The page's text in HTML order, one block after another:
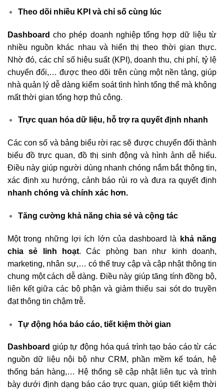
Theo dõi nhiều KPI và chỉ số cùng lúc
Dashboard cho phép doanh nghiệp tổng hợp dữ liệu từ
nhiều nguồn khác nhau và hiển thị theo thời gian thực.
Nhờ đó, các chỉ số hiệu suất (KPI), doanh thu, chi phí, tỷ lệ
chuyển đổi,… được theo dõi trên cùng một nền tảng, giúp
nhà quản lý dễ dàng kiểm soát tình hình tổng thể mà không
mất thời gian tổng hợp thủ công.
Trực quan hóa dữ liệu, hỗ trợ ra quyết định nhanh
Các con số và bảng biểu rời rạc sẽ được chuyển đổi thành
biểu đồ trực quan, đồ thị sinh động và hình ảnh dễ hiểu.
Điều này giúp người dùng nhanh chóng nắm bắt thông tin,
xác định xu hướng, cảnh báo rủi ro và đưa ra quyết định
nhanh chóng và chính xác hơn.
Tăng cường khả năng chia sẻ và cộng tác
Một trong những lợi ích lớn của dashboard là
khả năng
chia sẻ linh hoạt. Các phòng ban như kinh doanh,
marketing, nhân sự,… có thể truy cập và cập nhật thông tin
chung một cách dễ dàng. Điều này giúp tăng tính đồng bộ,
liên kết giữa các bộ phận và giảm thiểu sai sót do truyền
đạt thông tin chậm trễ.
Tự động hóa báo cáo, tiết kiệm thời gian
Dashboard giúp tự động hóa quá trình tạo báo cáo từ các
nguồn dữ liệu nội bộ như CRM, phần mềm kế toán, hệ
thống bán hàng,… Hệ thống sẽ cập nhật liên tục và trình
bày dưới định dạng báo cáo trực quan, giúp tiết kiệm thời